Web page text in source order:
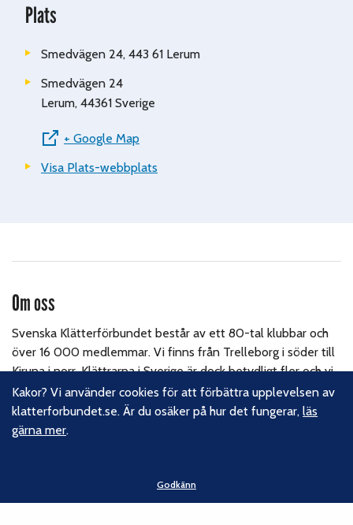
Plats
Smedvägen 24, 443 61 Lerum
Smedvägen 24
Lerum, 44361 Sverige
+ Google Map
Visa Plats-webbplats
Om oss
Svenska Klätterförbundet består av ett 80-tal klubbar och
över 16 000 medlemmar. Vi finns från Trelleborg i söder till
Kiruna i norr. Klättrarna i Sverige är dock betydligt fler och vi
för din talan, oavsett om du är medlem eller inte.Läs om
vårt hållbarhetsarbete.
Instagram
Kakor? Vi använder cookies för att förbättra upplevelsen av
klatterforbundet.se. Är du osäker på hur det fungerar,läs
gärna mer.
Godkänn